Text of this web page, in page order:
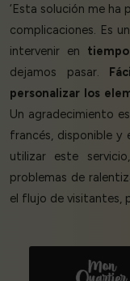
‘Esta solución me ha
complicaciones. Es
intervenir en
dejamos pasar.
personalizar los
Un agradecimiento
francés, disponible y
utilizar este
problemas de
el flujo de visitantes,